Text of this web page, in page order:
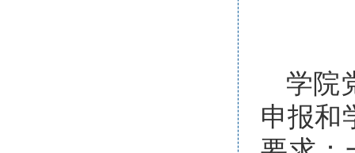
学院
申报和